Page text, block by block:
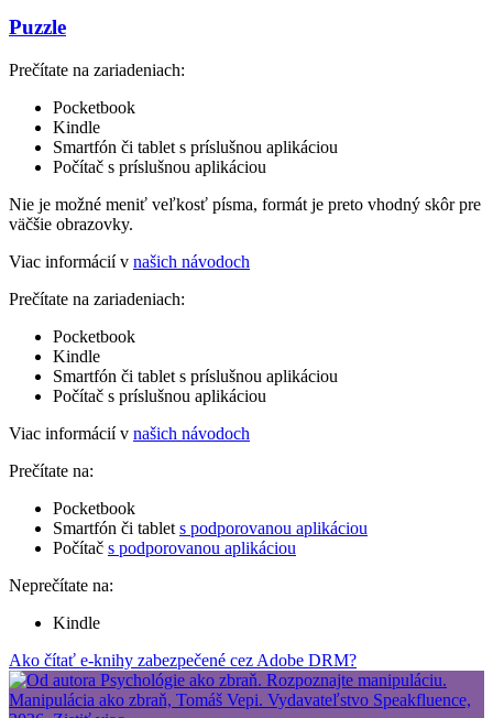
Puzzle
Prečítate na zariadeniach:
Pocketbook
Kindle
Smartfón či tablet s príslušnou aplikáciou
Počítač s príslušnou aplikáciou
Nie je možné meniť veľkosť písma, formát je preto vhodný skôr pre
väčšie obrazovky.
Viac informácií v našich návodoch
Prečítate na zariadeniach:
Pocketbook
Kindle
Smartfón či tablet s príslušnou aplikáciou
Počítač s príslušnou aplikáciou
Viac informácií v našich návodoch
Prečítate na:
Pocketbook
Smartfón či tablet s podporovanou aplikáciou
Počítač s podporovanou aplikáciou
Neprečítate na:
Kindle
Ako čítať e-knihy zabezpečené cez Adobe DRM?